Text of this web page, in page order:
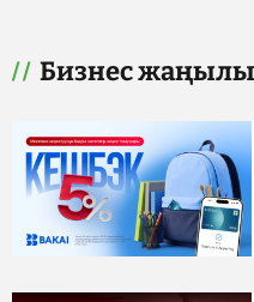
Бизнес